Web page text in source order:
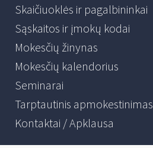
Skaičiuoklės ir pagalbininkai
Sąskaitos ir įmokų kodai
Mokesčių žinynas
Mokesčių kalendorius
Seminarai
Tarptautinis apmokestinimas
Kontaktai / Apklausa